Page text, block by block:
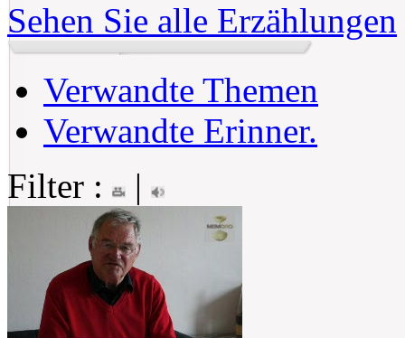
Sehen Sie alle Erzählungen
Verwandte Themen
Verwandte Erinner.
Filter :
|